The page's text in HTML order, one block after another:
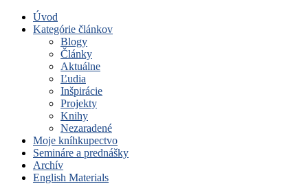
Úvod
Kategórie článkov
Blogy
Články
Aktuálne
Ľudia
Inšpirácie
Projekty
Knihy
Nezaradené
Moje kníhkupectvo
Semináre a prednášky
Archív
English Materials